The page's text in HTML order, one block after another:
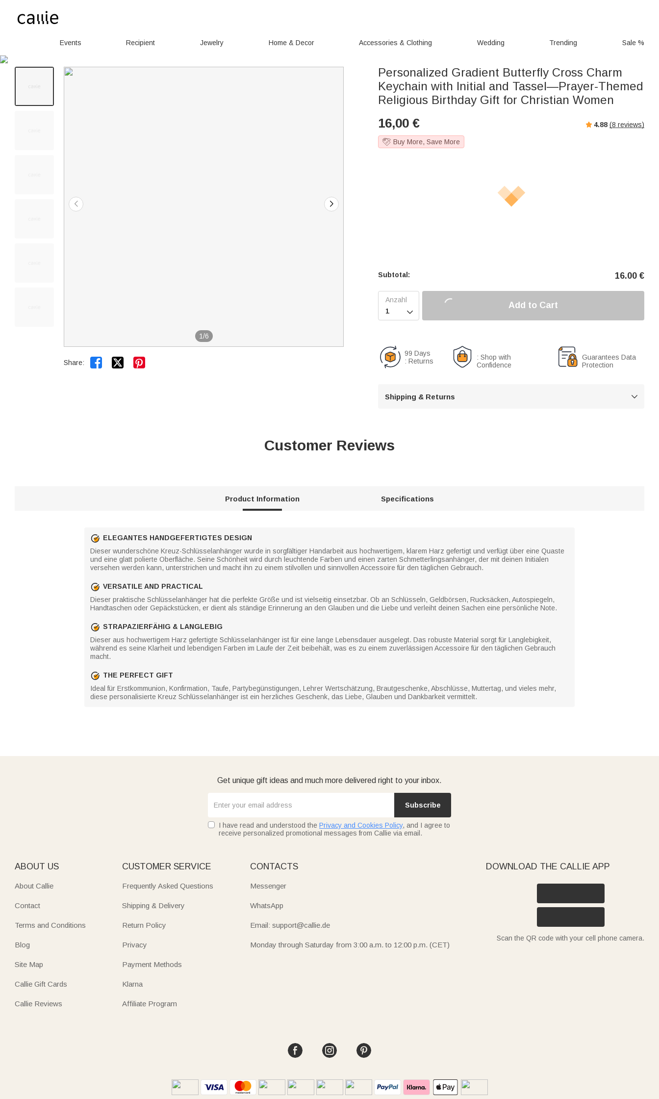
Events Recipient Jewelry Home & Decor Accessories & Clothing Wedding Trending Sale %
1/6
Share:  
Personalized Gradient Butterfly Cross Charm
Keychain with Initial and Tassel—Prayer-Themed
Religious Birthday Gift for Christian Women
16,00 € 4.88 (8 reviews)
Buy More, Save More
Subtotal: 16.00 €

Add to Cart
99 Days
: Returns
: Shop with
Confidence
Guarantees Data
Protection
Shipping & Returns 
Customer Reviews
Product Information Specifications
ELEGANTES HANDGEFERTIGTES DESIGN
Dieser wunderschöne Kreuz-Schlüsselanhänger wurde in sorgfältiger Handarbeit aus hochwertigem, klarem Harz gefertigt und verfügt über eine Quaste
und eine glatt polierte Oberfläche. Seine Schönheit wird durch leuchtende Farben und einen zarten Schmetterlingsanhänger, der mit deinen Initialen
versehen werden kann, unterstrichen und macht ihn zu einem stilvollen und sinnvollen Accessoire für den täglichen Gebrauch.
VERSATILE AND PRACTICAL
Dieser praktische Schlüsselanhänger hat die perfekte Größe und ist vielseitig einsetzbar. Ob an Schlüsseln, Geldbörsen, Rucksäcken, Autospiegeln,
Handtaschen oder Gepäckstücken, er dient als ständige Erinnerung an den Glauben und die Liebe und verleiht deinen Sachen eine persönliche Note.
STRAPAZIERFÄHIG & LANGLEBIG
Dieser aus hochwertigem Harz gefertigte Schlüsselanhänger ist für eine lange Lebensdauer ausgelegt. Das robuste Material sorgt für Langlebigkeit,
während es seine Klarheit und lebendigen Farben im Laufe der Zeit beibehält, was es zu einem zuverlässigen Accessoire für den täglichen Gebrauch
macht.
THE PERFECT GIFT
Ideal für Erstkommunion, Konfirmation, Taufe, Partybegünstigungen, Lehrer Wertschätzung, Brautgeschenke, Abschlüsse, Muttertag, und vieles mehr,
diese personalisierte Kreuz Schlüsselanhänger ist ein herzliches Geschenk, das Liebe, Glauben und Dankbarkeit vermittelt.
Get unique gift ideas and much more delivered right to your inbox.
Subscribe
I have read and understood the Privacy and Cookies Policy, and I agree to
receive personalized promotional messages from Callie via email.
ABOUT US
About Callie
Contact
Terms and Conditions
Blog
Site Map
Callie Gift Cards
Callie Reviews
CUSTOMER SERVICE
Frequently Asked Questions
Shipping & Delivery
Return Policy
Privacy
Payment Methods
Klarna
Affiliate Program
CONTACTS
Messenger
WhatsApp
Email: support@callie.de
Monday through Saturday from 3:00 a.m. to 12:00 p.m. (CET)
DOWNLOAD THE CALLIE APP
Scan the QR code with your cell phone camera.